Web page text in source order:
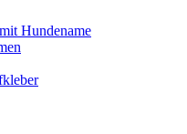
Hundename